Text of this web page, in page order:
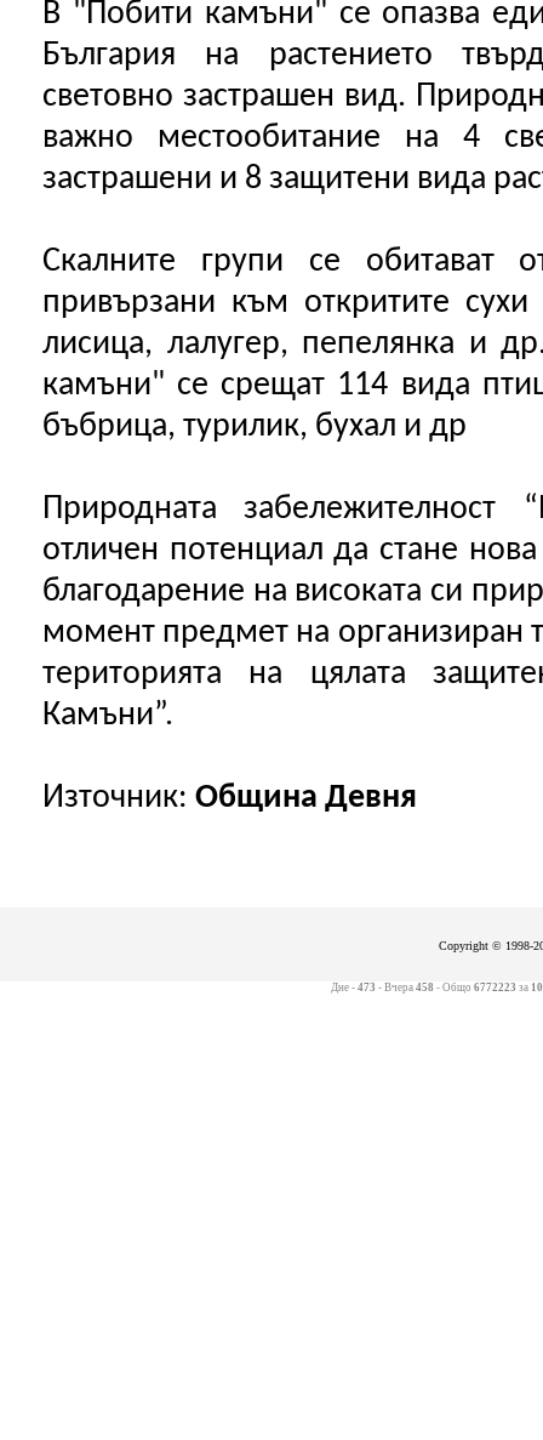
В "Побити камъни" се опазва
България на растението
световно застрашен вид.
важно местообитание на 4
застрашени и 8 защитени вида
Скалните групи се обитават
привързани към откритите
лисица, лалугер, пепелянка и
камъни" се срещат 114 вида
бъбрица, турилик, бухал и др
Природната забележителност
отличен потенциал да стане нова
благодарение на високата си
момент предмет на организиран
територията на цялата
Камъни”.
Източник: Община Девня
Copyright © 1998-
Дне - 473 - Вчера 458 - Общо 6772223 за